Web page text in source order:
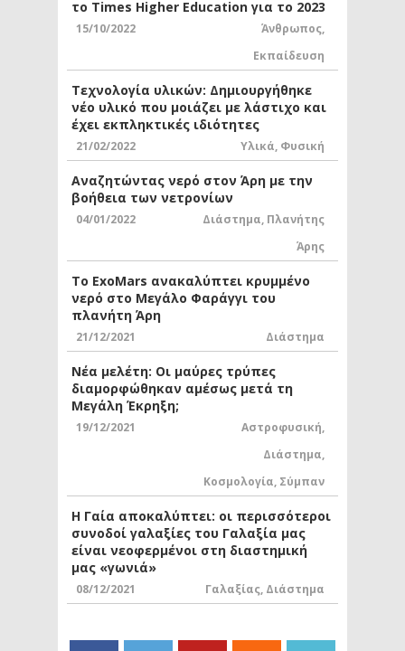
το Times Higher Education για το 2023
15/10/2022 Άνθρωπος,
Εκπαίδευση
Τεχνολογία υλικών: Δημιουργήθηκε
νέο υλικό που μοιάζει με λάστιχο και
έχει εκπληκτικές ιδιότητες
21/02/2022 Υλικά, Φυσική
Αναζητώντας νερό στον Άρη με την
βοήθεια των νετρονίων
04/01/2022 Διάστημα, Πλανήτης
Άρης
Το ExoMars ανακαλύπτει κρυμμένο
νερό στο Μεγάλο Φαράγγι του
πλανήτη Άρη
21/12/2021 Διάστημα
Νέα μελέτη: Οι μαύρες τρύπες
διαμορφώθηκαν αμέσως μετά τη
Μεγάλη Έκρηξη;
19/12/2021 Αστροφυσική,
Διάστημα,
Κοσμολογία, Σύμπαν
Η Γαία αποκαλύπτει: οι περισσότεροι
συνοδοί γαλαξίες του Γαλαξία μας
είναι νεοφερμένοι στη διαστημική
μας «γωνιά»
08/12/2021 Γαλαξίας, Διάστημα